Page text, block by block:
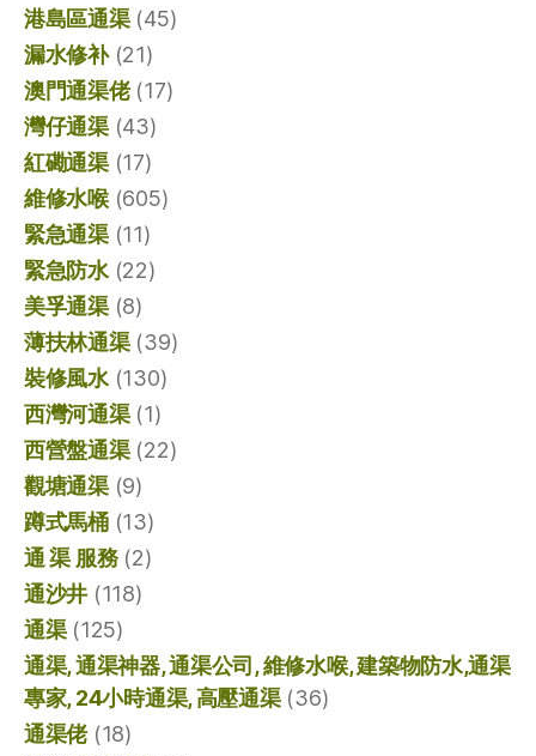
港島區通渠(45)
漏水修补(21)
澳門通渠佬(17)
灣仔通渠(43)
紅磡通渠(17)
維修水喉(605)
緊急通渠(11)
緊急防水(22)
美孚通渠(8)
薄扶林通渠(39)
裝修風水(130)
西灣河通渠(1)
西營盤通渠(22)
觀塘通渠(9)
蹲式馬桶(13)
通 渠 服務(2)
通沙井 (118)
通渠(125)
通渠, 通渠神器, 通渠公司, 維修水喉, 建築物防水,通渠
專家, 24小時通渠, 高壓通渠(36)
通渠佬(18)